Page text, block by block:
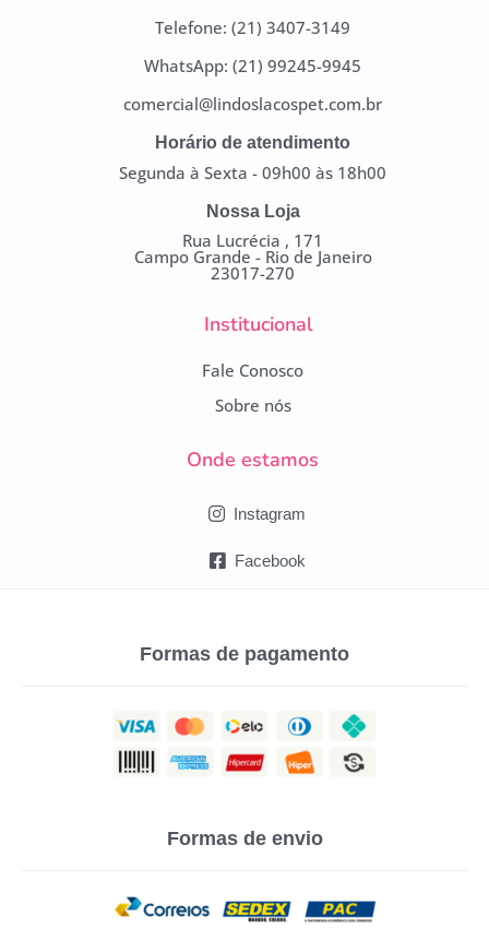
Telefone: (21) 3407-3149
WhatsApp: (21) 99245-9945
comercial@lindoslacospet.com.br
Horário de atendimento
Segunda à Sexta - 09h00 às 18h00
Nossa Loja
Rua Lucrécia , 171
Campo Grande - Rio de Janeiro
23017-270
Institucional
Fale Conosco
Sobre nós
Onde estamos
Instagram
Facebook
Formas de pagamento
Formas de envio